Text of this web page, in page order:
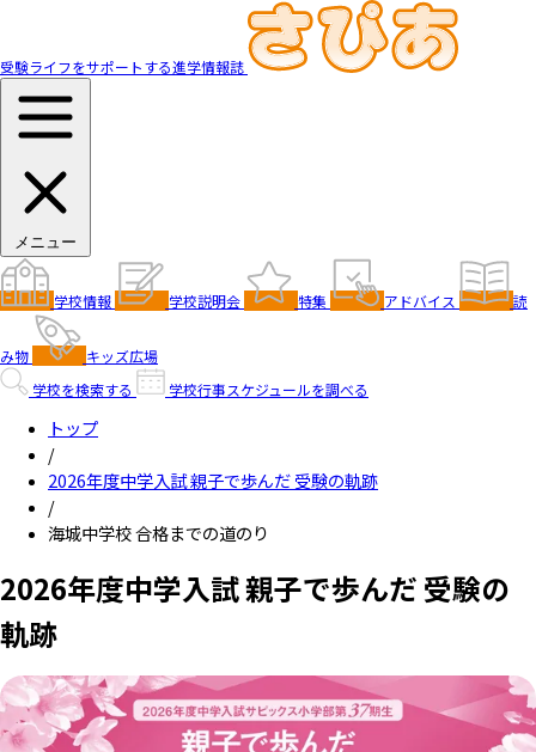
受験ライフをサポートする進学情報誌
メニュー
学校情報 学校説明会 特集 アドバイス 読
み物
キッズ広場
学校を検索する
学校行事スケジュールを調べる
トップ
/
2026年度中学入試 親子で歩んだ 受験の軌跡
/
海城中学校 合格までの道のり
2026年度中学入試 親子で歩んだ 受験の
軌跡